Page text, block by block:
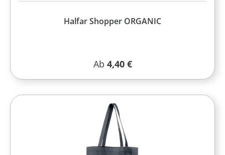
Halfar Shopper ORGANIC
Regulärer Preis:
Ab 4,40 €